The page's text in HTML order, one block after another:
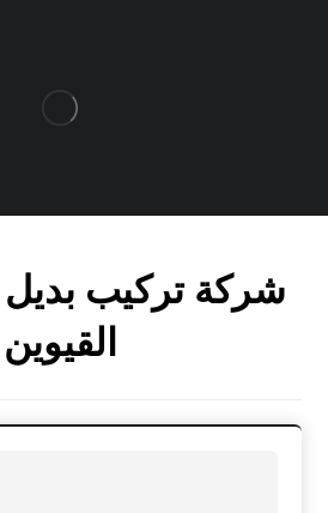
شركة تركيب بديل
القيوين